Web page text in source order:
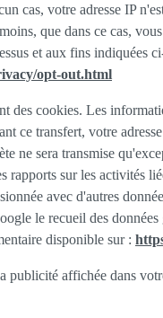
cas, votre adresse IP
que dans ce cas,
et aux fins indiquées
opt-out.html
cookies. Les
ce transfert, votre
ne sera transmise
sur les activités
avec d'autres
le recueil des
disponible sur :
publicité affichée dans